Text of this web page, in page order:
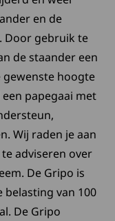
en de
Door gebruik te
de staander een
hoogte
papegaai met
Wij raden je aan
adviseren over
De Gripo is
van 100
De Gripo